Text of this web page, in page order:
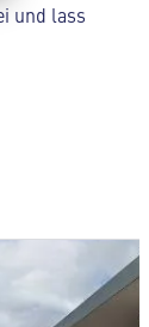
und lass